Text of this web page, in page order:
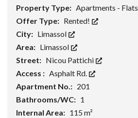
Property Type: Apartments - Flats
Offer Type: Rented!
City: Limassol
Area: Limassol
Street: Nicou Pattichi
Access : Asphalt Rd.
Apartment No.: 201
Bathrooms/WC: 1
Internal Area: 115 m²